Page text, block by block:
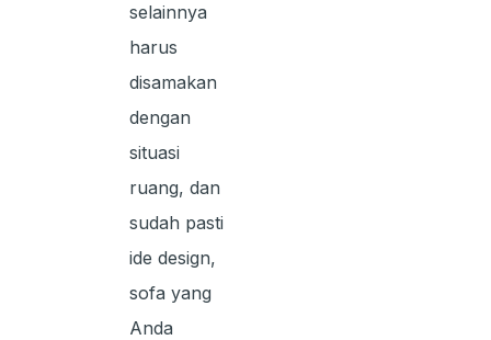
selainnya
harus
disamakan
dengan
situasi
ruang, dan
sudah pasti
ide design,
sofa yang
Anda